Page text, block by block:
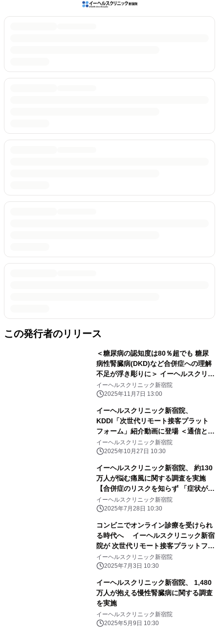
この発行者のリリース
＜糖尿病の認知度は80％超でも 糖尿
病性腎臓病(DKD)など合併症への理解
不足が浮き彫りに＞ イーヘルスクリニ
ック新宿院、世界糖尿病デーに合わせ
て調査を実施
イーヘルスクリニック新宿院
2025年11月7日 13:00
イーヘルスクリニック新宿院、
KDDI「次世代リモート接客プラット
フォーム」紹介動画に登場 ＜通信と医
療の融合で、より身近なオンライン診
療を実現＞
イーヘルスクリニック新宿院
2025年10月27日 10:30
イーヘルスクリニック新宿院、 約130
万人が悩む痛風に関する調査を実施
【合併症のリスクを知らず 「症状がな
ければ受診しない」が50％超】
イーヘルスクリニック新宿院
2025年7月28日 10:30
コンビニでオンライン診療を受けられ
る時代へ イーヘルスクリニック新宿
院が 次世代リモート接客プラットフォ
ームを医療業界で先行導入
イーヘルスクリニック新宿院
2025年7月3日 10:30
イーヘルスクリニック新宿院、 1,480
万人が抱える慢性腎臓病に関する調査
を実施
イーヘルスクリニック新宿院
2025年5月9日 10:30